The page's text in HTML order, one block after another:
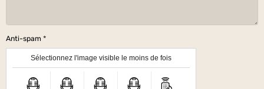
Anti-spam
Sélectionnez l'image visible le moins de fois